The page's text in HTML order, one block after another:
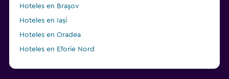
Hoteles en Braşov
Hoteles en Iași
Hoteles en Oradea
Hoteles en Eforie Nord